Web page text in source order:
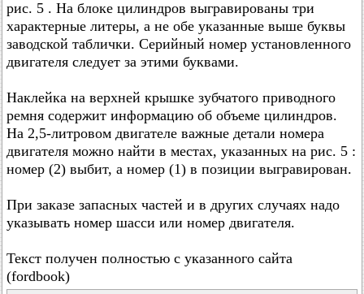
рис. 5 . На блоке цилиндров выгравированы три
характерные литеры, а не обе указанные выше буквы
заводской таблички. Cерийный номер установленного
двигателя следует за этими буквами.
Наклейка на верхней крышке зубчатого приводного
ремня содержит информацию об объеме цилиндров.
На 2,5-литровом двигателе важные детали номера
двигателя можно найти в местах, указанных на рис. 5 :
номер (2) выбит, а номер (1) в позиции выгравирован.
При заказе запасных частей и в других случаях надо
указывать номер шасси или номер двигателя.
Текст получен полностью с указанного сайта
(fordbook)